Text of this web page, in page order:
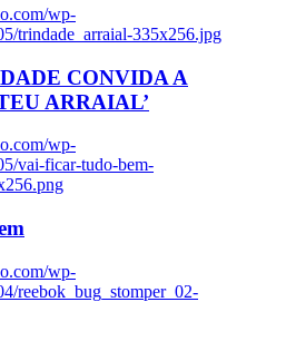
wp-
trindade_arraial-335x256.jpg
CONVIDA A
ARRAIAL’
wp-
vai-ficar-tudo-bem-
wp-
reebok_bug_stomper_02-